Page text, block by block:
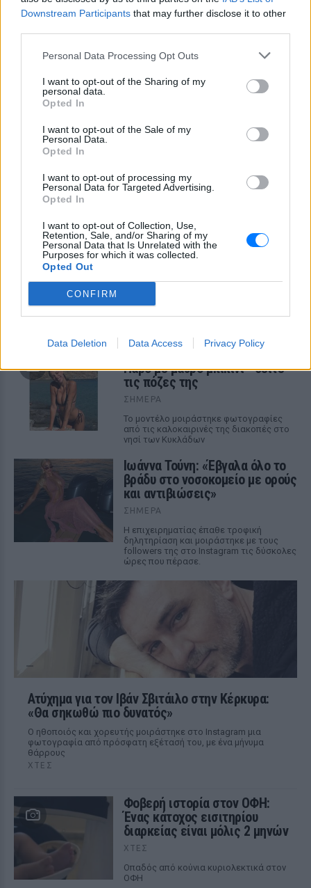
Downstream Participants that may further disclose it to other
Personal Data Processing Opt Outs
I want to opt-out of the Sharing of my
personal data.
Opted In
I want to opt-out of the Sale of my
Personal Data.
Opted In
I want to opt-out of processing my
Personal Data for Targeted Advertising.
Opted In
I want to opt-out of Collection, Use,
Retention, Sale, and/or Sharing of my
Personal Data that Is Unrelated with the
Purposes for which it was collected.
Opted Out
CONFIRM
Data Deletion Data Access Privacy Policy
ΣΤΗΝ ΙΔΙΑ ΚΑΤΗΓΟΡΙΑ
Βάλια Χατζηθεοδώρου: Μπικίνι
και βραδινές έξοδοι στη
Μύκονο – Οι φωτογραφίες της
Instagram σειρά στιγμιότυπων από τις
καλοκαιρινές της διακοπές στο «νησί
Η Γαρυφαλλιά Καληφώνη στην
Πάρο με μαύρο μπικίνι ‑ δείτε
τις πόζες της
ΣΉΜΕΡΑ
Το μοντέλο μοιράστηκε φωτογραφίες
από τις καλοκαιρινές της διακοπές στο
νησί των Κυκλάδων
Ιωάννα Τούνη: «Έβγαλα όλο το
βράδυ στο νοσοκομείο με ορούς
και αντιβιώσεις»
ΣΉΜΕΡΑ
Η επιχειρηματίας έπαθε τροφική
δηλητηρίαση και μοιράστηκε με τους
followers της στο Instagram τις δύσκολες
ώρες που πέρασε.
Ατύχημα για τον Ιβάν Σβιτάιλο στην Κέρκυρα:
«Θα σηκωθώ πιο δυνατός»
Ο ηθοποιός και χορευτής μοιράστηκε στο Instagram μια
φωτογραφία από πρόσφατη εξέτασή του, με ένα μήνυμα
θάρρους
ΧΤΕΣ
Φοβερή ιστορία στον ΟΦΗ:
Ένας κάτοχος εισιτηρίου
διαρκείας είναι μόλις 2 μηνών
ΧΤΕΣ
Οπαδός από κούνια κυριολεκτικά στον
ΟΦΗ